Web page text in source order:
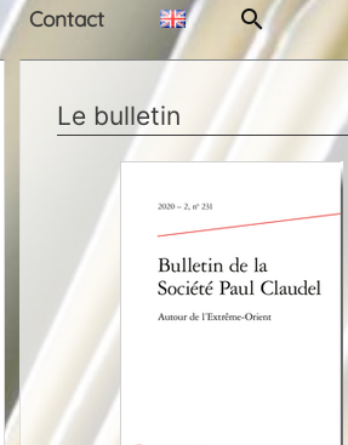
Contact
Le bulletin